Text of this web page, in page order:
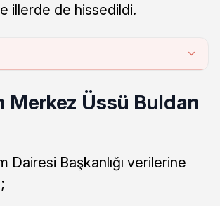
illerde de hissedildi.
Merkez Üssü Buldan
Dairesi Başkanlığı verilerine